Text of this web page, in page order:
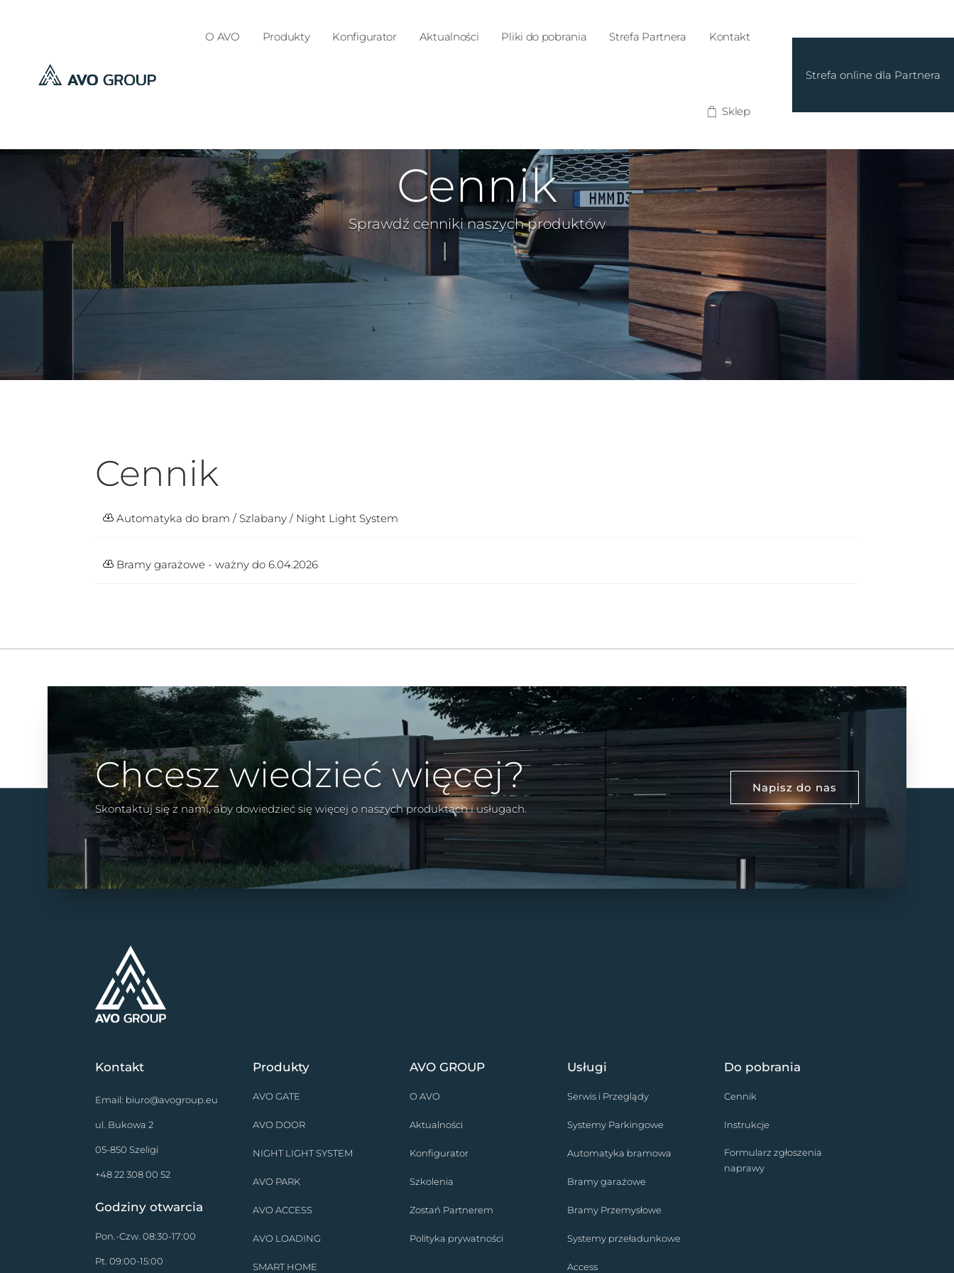
O AVO Produkty Konfigurator Aktualności Pliki do pobrania Strefa Partnera Kontakt
Sklep
Strefa online dla Partnera
Cennik
Sprawdź cenniki naszych produktów
Cennik
Automatyka do bram / Szlabany / Night Light System
Bramy garażowe - ważny do 6.04.2026
Chcesz wiedzieć więcej?
Skontaktuj się z nami, aby dowiedzieć się więcej o naszych produktach i usługach.
Napisz do nas
Kontakt
Email: biuro@avogroup.eu
ul. Bukowa 2
05-850 Szeligi
+48 22 308 00 52
Godziny otwarcia
Pon.-Czw. 08:30-17:00
Pt. 09:00-15:00
Produkty
AVO GATE
AVO DOOR
NIGHT LIGHT SYSTEM
AVO PARK
AVO ACCESS
AVO LOADING
SMART HOME
AVO GROUP
O AVO
Aktualności
Konfigurator
Szkolenia
Zostań Partnerem
Polityka prywatności
Usługi
Serwis i Przeglądy
Systemy Parkingowe
Automatyka bramowa
Bramy garażowe
Bramy Przemysłowe
Systemy przeładunkowe
Access
Do pobrania
Cennik
Instrukcje
Formularz zgłoszenia
naprawy